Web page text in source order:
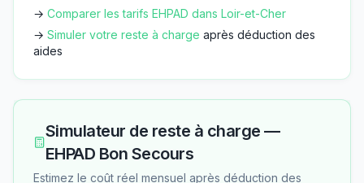
→ Comparer les tarifs EHPAD dans Loir-et-Cher
→ Simuler votre reste à charge après déduction des
aides
Simulateur de reste à charge —
EHPAD Bon Secours
Estimez le coût réel mensuel après déduction des